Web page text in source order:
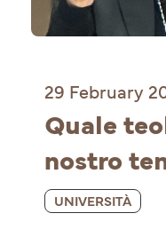
29 February
Quale
nostro
UNIVERSITÀ